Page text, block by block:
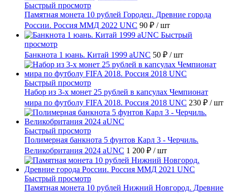
Быстрый просмотр
Памятная монета 10 рублей Городец. Древние города
России. Россия ММД 2022 UNC 90 ₽ / шт
Быстрый
просмотр
Банкнота 1 юань. Китай 1999 aUNC 50 ₽ / шт
Быстрый просмотр
Набор из 3-х монет 25 рублей в капсулах Чемпионат
мира по футболу FIFA 2018. Россия 2018 UNC 230 ₽ / шт
Быстрый просмотр
Полимерная банкнота 5 фунтов Карл 3 - Черчиль.
Великобритания 2024 aUNC 1 200 ₽ / шт
Быстрый просмотр
Памятная монета 10 рублей Нижний Новгород. Древние